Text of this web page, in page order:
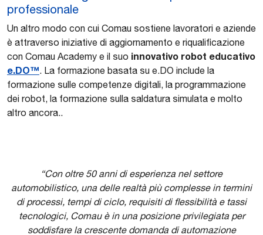
professionale
Un altro modo con cui Comau sostiene lavoratori e aziende
è attraverso iniziative di aggiornamento e riqualificazione
con Comau Academy e il suo innovativo robot educativo
e.DO™. La formazione basata su e.DO include la
formazione sulle competenze digitali, la programmazione
dei robot, la formazione sulla saldatura simulata e molto
altro ancora..
“Con oltre 50 anni di esperienza nel settore
automobilistico, una delle realtà più complesse in termini
di processi, tempi di ciclo, requisiti di flessibilità e tassi
tecnologici, Comau è in una posizione privilegiata per
soddisfare la crescente domanda di automazione